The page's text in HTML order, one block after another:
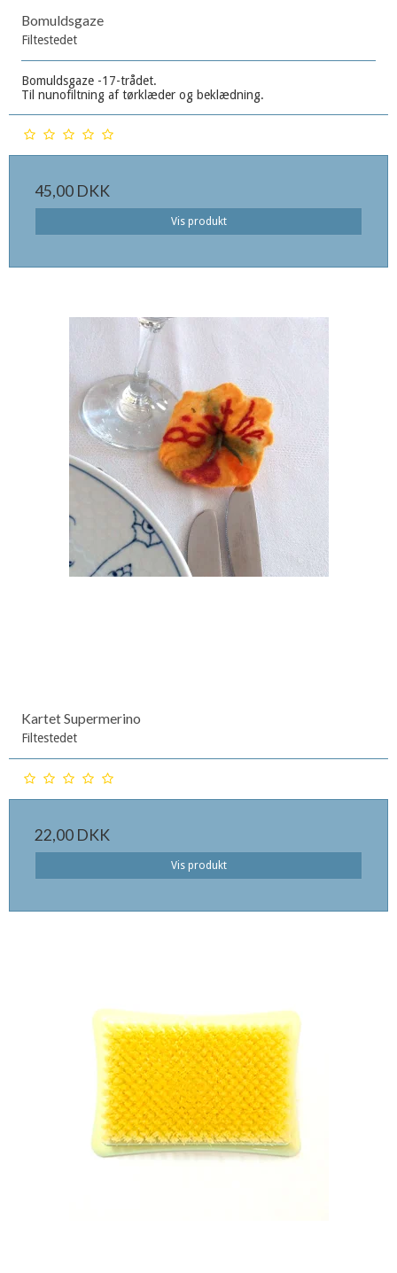
Bomuldsgaze
Filtestedet
Bomuldsgaze -17-trådet.
Til nunofiltning af tørklæder og beklædning.
45,00 DKK
Vis produkt
Kartet Supermerino
Filtestedet
22,00 DKK
Vis produkt